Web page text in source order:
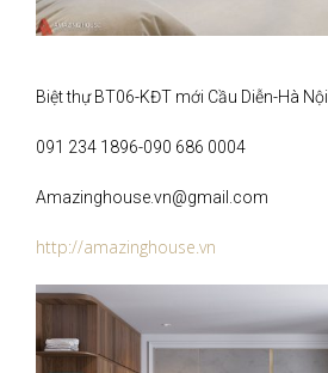
Biệt thự BT06-KĐT mới Cầu Diễn-Hà Nội
091 234 1896-090 686 0004
Amazinghouse.vn@gmail.com
http://amazinghouse.vn